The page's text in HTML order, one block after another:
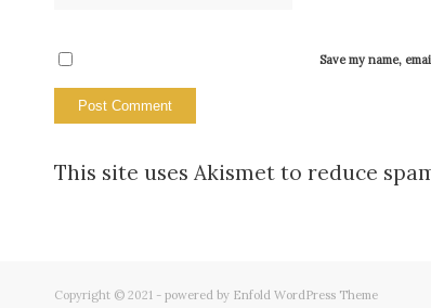
Save my name,
This site uses Akismet to reduce
Copyright © 2021 - powered by Enfold WordPress Theme